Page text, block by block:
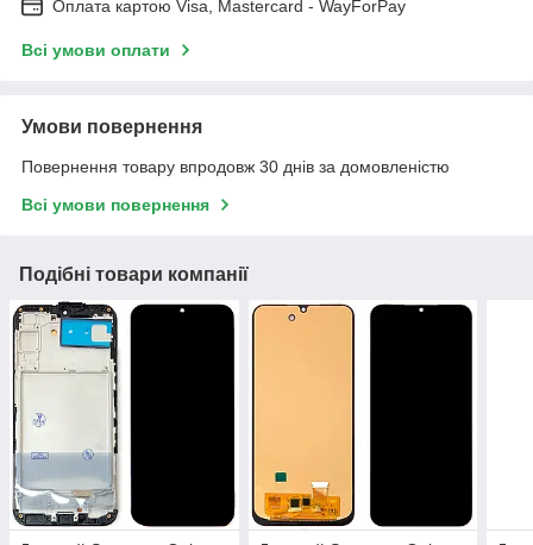
Оплата картою Visa, Mastercard - WayForPay
Всі умови оплати
Умови повернення
Повернення товару впродовж 30 днів за домовленістю
Всі умови повернення
Подібні товари компанії